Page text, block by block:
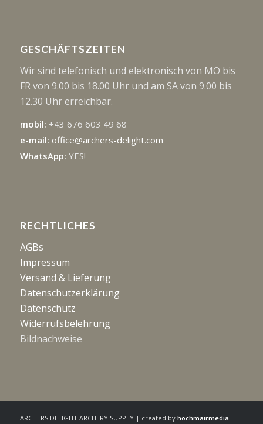
GESCHÄFTSZEITEN
Wir sind telefonisch und elektronisch von MO bis
FR von 9.00 bis 18.00 Uhr und am SA von 9.00 bis
12.30 Uhr erreichbar.
mobil: +43 676 603 49 68
e-mail: office@archers-delight.com
WhatsApp: YES!
RECHTLICHES
AGBs
Impressum
Versand & Lieferung
Datenschutzerklärung
Datenschutz
Widerrufsbelehrung
Bildnachweise
ARCHERS DELIGHT ARCHERY SUPPLY | created by hochmairmedia